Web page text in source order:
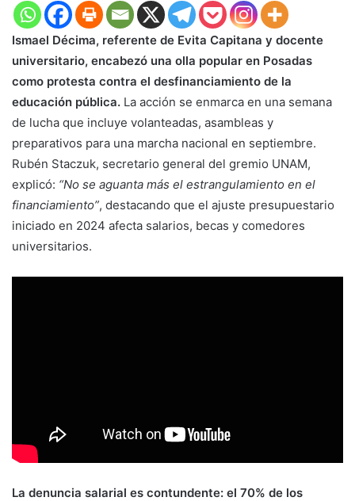
Ismael Décima, referente de Evita Capitana y docente
universitario, encabezó una olla popular en Posadas
como protesta contra el desfinanciamiento de la
educación pública. La acción se enmarca en una semana
de lucha que incluye volanteadas, asambleas y
preparativos para una marcha nacional en septiembre.
Rubén Staczuk, secretario general del gremio UNAM,
explicó: “No se aguanta más el estrangulamiento en el
financiamiento”, destacando que el ajuste presupuestario
iniciado en 2024 afecta salarios, becas y comedores
universitarios.
La denuncia salarial es contundente: el 70% de los